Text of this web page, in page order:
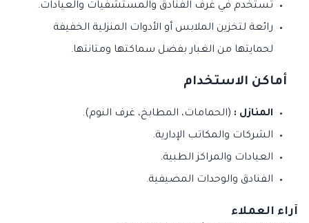
تستخدم في غرف الفنادق والمستشفيات والعيادات.
رائعة لتخزين الملابس أو الأدوات المنزلية الخفيفة
لحمايتها من الغبار بفضل سماكتها ومتانتها.
أماكن الاستخدام
المنازل : (الحمامات، المطابخ، غرف النوم).
الشركات والمكاتب الإدارية.
العيادات والمراكز الطبية.
الفنادق والوحدات المصيفية.
آراء العملاء